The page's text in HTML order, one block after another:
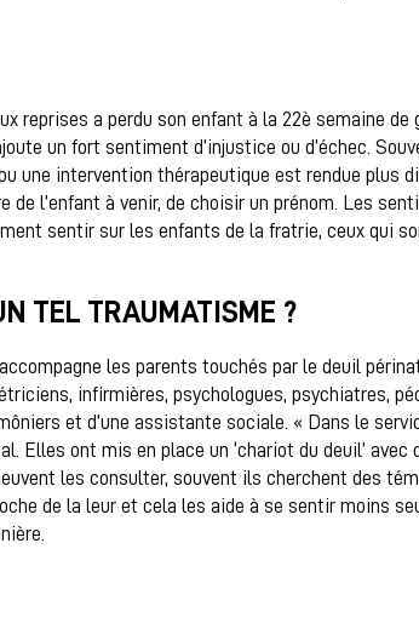
reprises a perdu son enfant à la 22è semaine de
un fort sentiment d’injustice ou d’échec.
une intervention thérapeutique est rendue plus
de l’enfant à venir, de choisir un prénom. Les
sentir sur les enfants de la fratrie, ceux qui
TEL TRAUMATISME ?
les parents touchés par le deuil
infirmières, psychologues, psychiatres,
et d’une assistante sociale. « Dans le
Elles ont mis en place un ‘chariot du deuil’ avec
les consulter, souvent ils cherchent des
de la leur et cela les aide à se sentir moins